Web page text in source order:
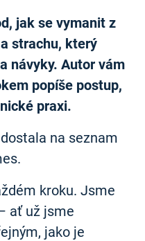
jak se vymanit z
strachu, který
návyky. Autor vám
popíše postup,
praxi.
na seznam
kroku. Jsme
ať už jsme
jako je